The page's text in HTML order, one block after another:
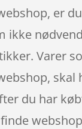
er
ikke
Varer
skal
du har